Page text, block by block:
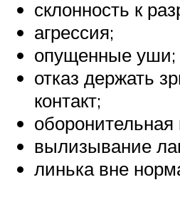
склонность к
агрессия;
опущенные уши;
отказ держать
контакт;
оборонительная
вылизывание
линька вне